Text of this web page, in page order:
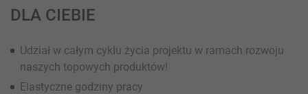
DLA CIEBIE
Udział w całym cyklu życia projektu w ramach rozwoju
naszych topowych produktów!
Elastyczne godziny pracy